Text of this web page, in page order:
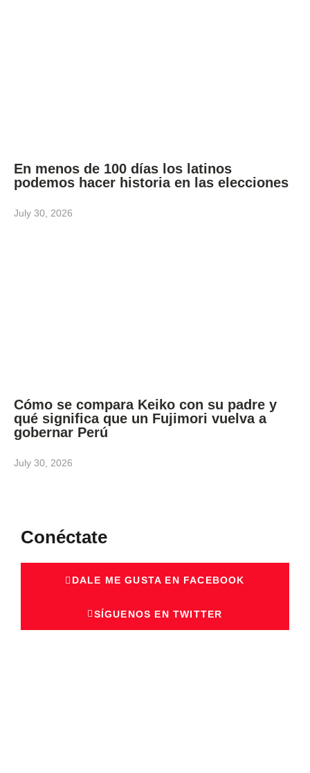
En menos de 100 días los latinos
podemos hacer historia en las elecciones
July 30, 2026
Cómo se compara Keiko con su padre y
qué significa que un Fujimori vuelva a
gobernar Perú
July 30, 2026
Conéctate
DALE ME GUSTA EN FACEBOOK
SÍGUENOS EN TWITTER